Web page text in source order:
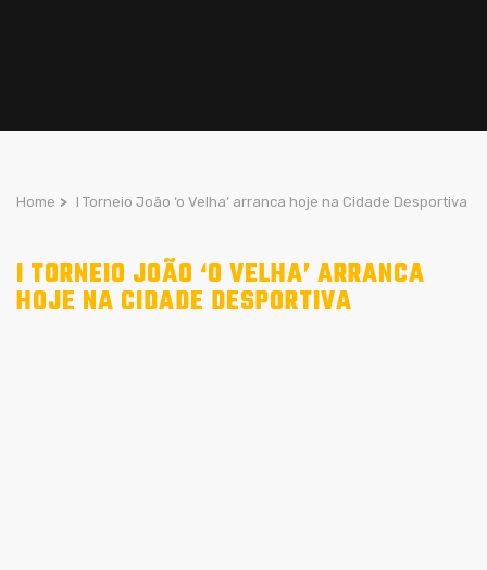
Home > I Torneio João ‘o Velha’ arranca hoje na Cidade Desportiva
I TORNEIO JOÃO ‘O VELHA’ ARRANCA
HOJE NA CIDADE DESPORTIVA